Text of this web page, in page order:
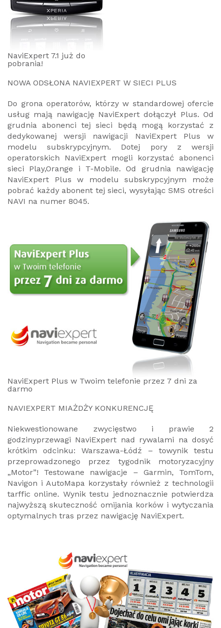
NaviExpert 7.1 już do
pobrania!
NOWA ODSŁONA NAVIEXPERT W SIECI PLUS
Do grona operatorów, którzy w standardowej ofercie
usług mają nawigację NaviExpert dołączył Plus. Od
grudnia abonenci tej sieci będą mogą korzystać z
dedykowanej wersji nawigacji NaviExpert Plus w
modelu subskrypcyjnym. Dotej pory z wersji
operatorskich NaviExpert mogli korzystać abonenci
sieci Play,Orange i T-Mobile. Od grudnia nawigację
NaviExpert Plus w modelu subskrypcyjnym może
pobrać każdy abonent tej sieci, wysyłając SMS otreści
NAVI na numer 8045.
NaviExpert Plus w Twoim telefonie przez 7 dni za
darmo
NAVIEXPERT MIAŻDŻY KONKURENCJĘ
Niekwestionowane zwycięstwo i prawie 2
godzinyprzewagi NaviExpert nad rywalami na dosyć
krótkim odcinku: Warszawa-Łódź – towynik testu
przeprowadzonego przez tygodnik motoryzacyjny
„Motor”! Testowane nawigacje – Garmin, TomTom,
Navigon i AutoMapa korzystały również z technologii
tarffic online. Wynik testu jednoznacznie potwierdza
najwyższą skuteczność omijania korków i wytyczania
optymalnych tras przez nawigację NaviExpert.